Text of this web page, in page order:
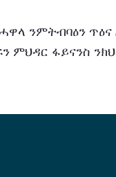
ምህዳር ፋይናንስ